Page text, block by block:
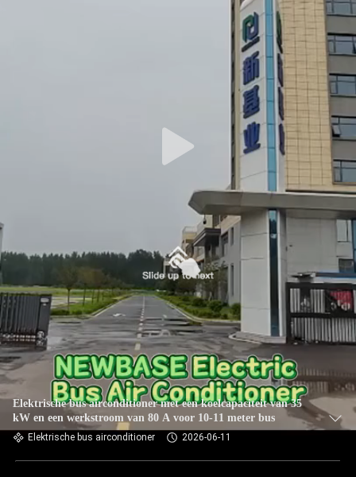
Elektrische bus airconditioner met een koelcapaciteit van 35
kW en een werkstroom van 80 A voor 10-11 meter bus
Elektrische bus airconditioner 2026-06-11